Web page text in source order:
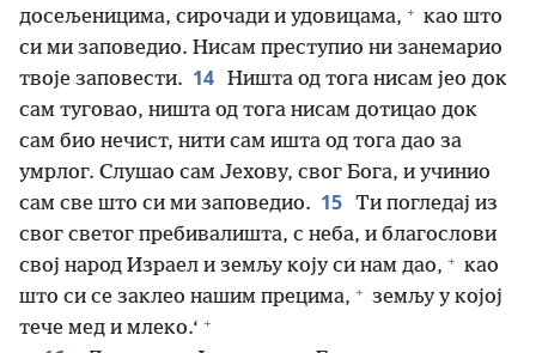
досељеницима, сирочади и удовицама, + као што
си ми заповедио. Нисам преступио ни занемарио
твоје заповести. 14 Ништа од тога нисам јео док
сам туговао, ништа од тога нисам дотицао док
сам био нечист, нити сам ишта од тога дао за
умрлог. Слушао сам Јехову, свог Бога, и учинио
сам све што си ми заповедио. 15 Ти погледај из
свог светог пребивалишта, с неба, и благослови
свој народ Израел и земљу коју си нам дао, + као
што си се заклео нашим прецима, + земљу у којој
тече мед и млеко.‘ +